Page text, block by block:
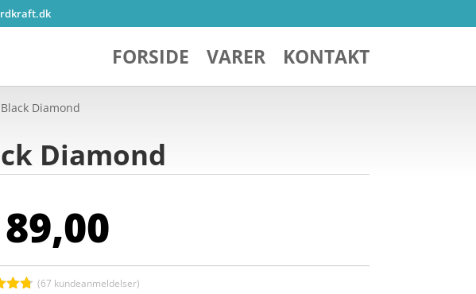
FORSIDE VARER KONTAKT
Diamond
Diamond
89,00
(67 kundeanmeldelser)